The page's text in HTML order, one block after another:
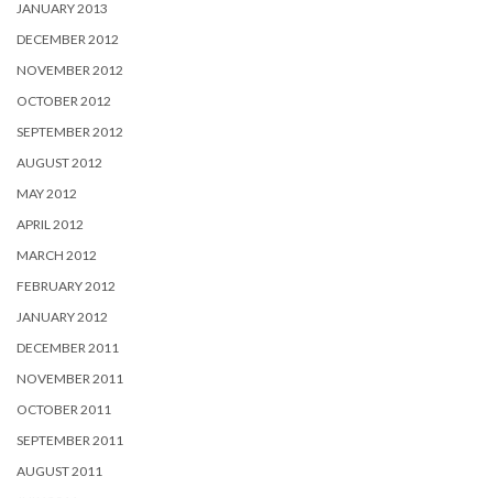
JANUARY 2013
DECEMBER 2012
NOVEMBER 2012
OCTOBER 2012
SEPTEMBER 2012
AUGUST 2012
MAY 2012
APRIL 2012
MARCH 2012
FEBRUARY 2012
JANUARY 2012
DECEMBER 2011
NOVEMBER 2011
OCTOBER 2011
SEPTEMBER 2011
AUGUST 2011